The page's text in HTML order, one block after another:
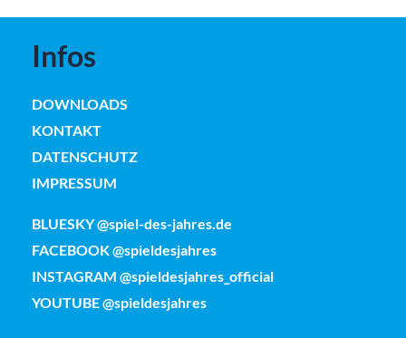
Infos
DOWNLOADS
KONTAKT
DATENSCHUTZ
IMPRESSUM
BLUESKY @spiel-des-jahres.de
FACEBOOK @spieldesjahres
INSTAGRAM @spieldesjahres_official
YOUTUBE @spieldesjahres